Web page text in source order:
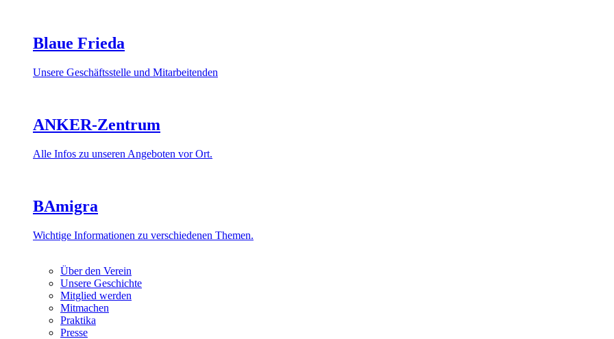
Blaue Frieda
Unsere Geschäftsstelle und Mitarbeitenden
ANKER-Zentrum
Alle Infos zu unseren Angeboten vor Ort.
BAmigra
Wichtige Informationen zu verschiedenen Themen.
Über den Verein
Unsere Geschichte
Mitglied werden
Mitmachen
Praktika
Presse